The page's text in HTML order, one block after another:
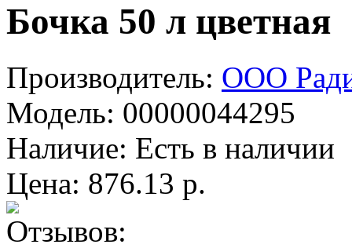
Бочка 50 л цветная
Производитель: ООО
Модель: 00000044295
Наличие: Есть в наличии
Цена: 876.13 р.